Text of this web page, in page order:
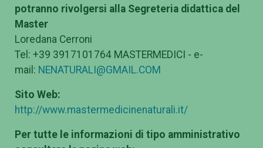
potranno rivolgersi alla Segreteria didattica del
Master
Loredana Cerroni
Tel: +39 3917101764 MASTERMEDICI - e-
mail: NENATURALI@GMAIL.COM
Sito Web:
http://www.mastermedicinenaturali.it/
Per tutte le informazioni di tipo amministrativo